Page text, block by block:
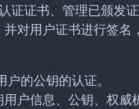
证证书、管理已颁发
对用户证书进行签名
的公钥的认证。
户信息、公钥、权威